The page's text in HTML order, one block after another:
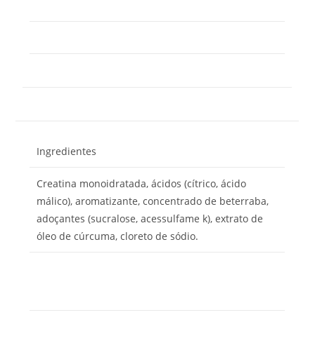
Ingredientes
Creatina monoidratada, ácidos (cítrico, ácido
málico), aromatizante, concentrado de beterraba,
adoçantes (sucralose, acessulfame k), extrato de
óleo de cúrcuma, cloreto de sódio.